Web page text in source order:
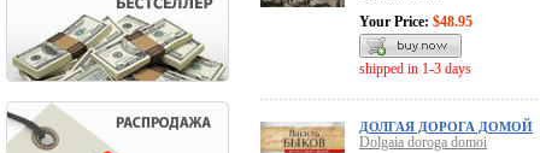
Your Price: $48.95
shipped in 1-3 days
ДОЛГАЯ ДОРОГА ДОМОЙ
Dolgaia doroga domoi